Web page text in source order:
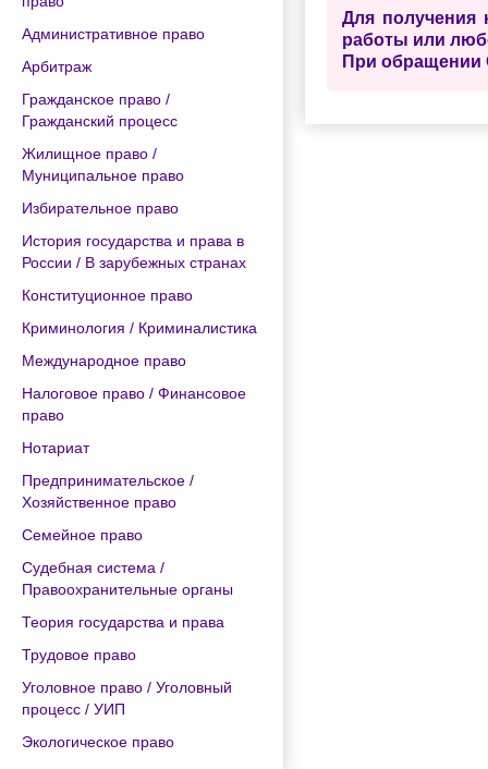
Административное право
Арбитраж
Гражданское право /
Гражданский процесс
Жилищное право /
Муниципальное право
Избирательное право
История государства и права в
России / В зарубежных странах
Конституционное право
Криминология / Криминалистика
Международное право
Налоговое право / Финансовое
право
Нотариат
Предпринимательское /
Хозяйственное право
Семейное право
Судебная система /
Правоохранительные органы
Теория государства и права
Трудовое право
Уголовное право / Уголовный
процесс / УИП
Экологическое право
Для получения
работы или
При обращении